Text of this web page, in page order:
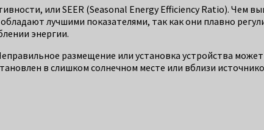
или SEER (Seasonal Energy Efficiency Ratio). Чем
лучшими показателями, так как они плавно
энергии.
размещение или установка устройства
в слишком солнечном месте или вблизи